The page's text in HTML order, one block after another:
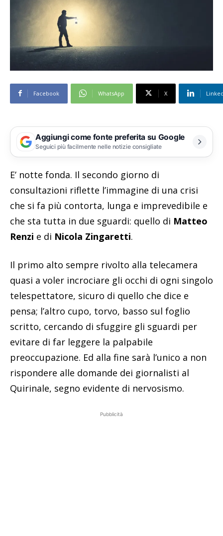
Facebook WhatsApp X
Aggiungi come fonte preferita su Google
Seguici più facilmente nelle notizie consigliate
E’ notte fonda. Il secondo giorno di
consultazioni riflette l’immagine di una crisi
che si fa più contorta, lunga e imprevedibile e
che sta tutta in due sguardi: quello di Matteo
Renzi e di Nicola Zingaretti.
Il primo alto sempre rivolto alla telecamera
quasi a voler incrociare gli occhi di ogni singolo
telespettatore, sicuro di quello che dice e
pensa; l’altro cupo, torvo, basso sul foglio
scritto, cercando di sfuggire gli sguardi per
evitare di far leggere la palpabile
preoccupazione. Ed alla fine sarà l’unico a non
rispondere alle domande dei giornalisti al
Quirinale, segno evidente di nervosismo.
Pubblicità